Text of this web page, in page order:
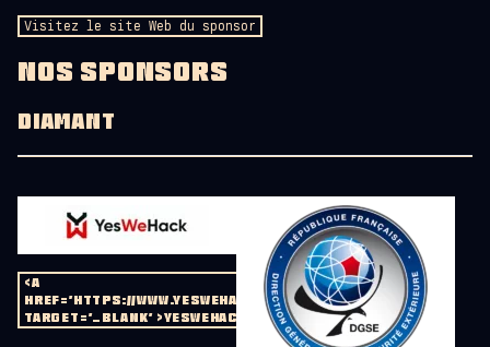
Visitez le site Web du sponsor
NOS SPONSORS
DIAMANT
<A
HREF='HTTPS://WWW.YESWEHACK.COM/'
TARGET='_BLANK' >YESWEHACK</A>